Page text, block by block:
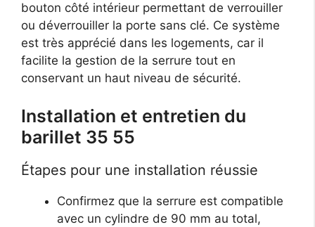
bouton côté intérieur permettant de verrouiller
ou déverrouiller la porte sans clé. Ce système
est très apprécié dans les logements, car il
facilite la gestion de la serrure tout en
conservant un haut niveau de sécurité.
Installation et entretien du
barillet 35 55
Étapes pour une installation réussie
Confirmez que la serrure est compatible
avec un cylindre de 90 mm au total,